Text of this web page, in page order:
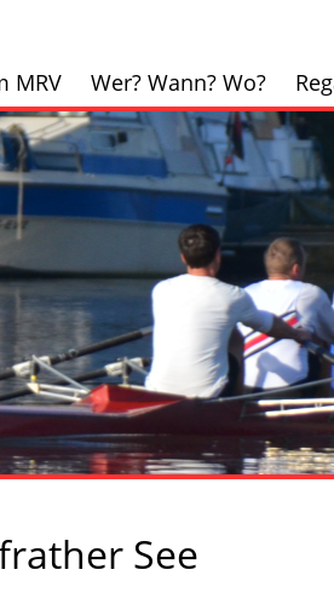
MRV Wer? Wann? Wo?
See